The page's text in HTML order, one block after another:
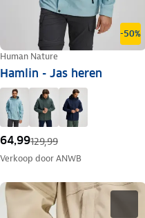
-50%
Human Nature
Hamlin - Jas heren
64,99129,99
Verkoop doorANWB